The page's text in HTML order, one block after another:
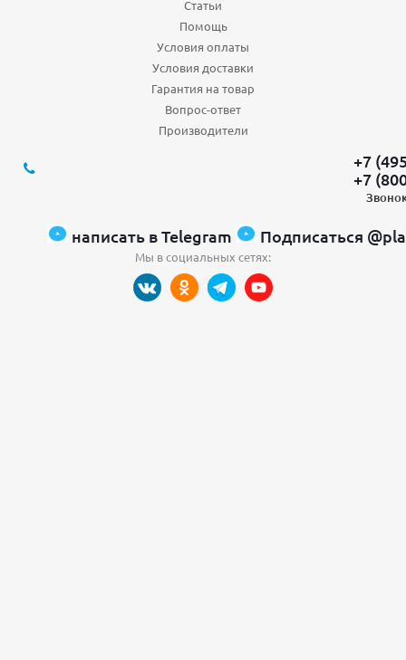
Статьи
Помощь
Условия оплаты
Условия доставки
Гарантия на товар
Вопрос-ответ
Производители
+7
+7
написать в Telegram Подписаться
Мы в социальных сетях: